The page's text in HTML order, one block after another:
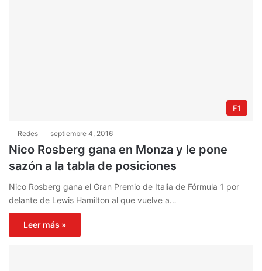
F1
Redes septiembre 4, 2016
Nico Rosberg gana en Monza y le pone
sazón a la tabla de posiciones
Nico Rosberg gana el Gran Premio de Italia de Fórmula 1 por
delante de Lewis Hamilton al que vuelve a…
Leer más »